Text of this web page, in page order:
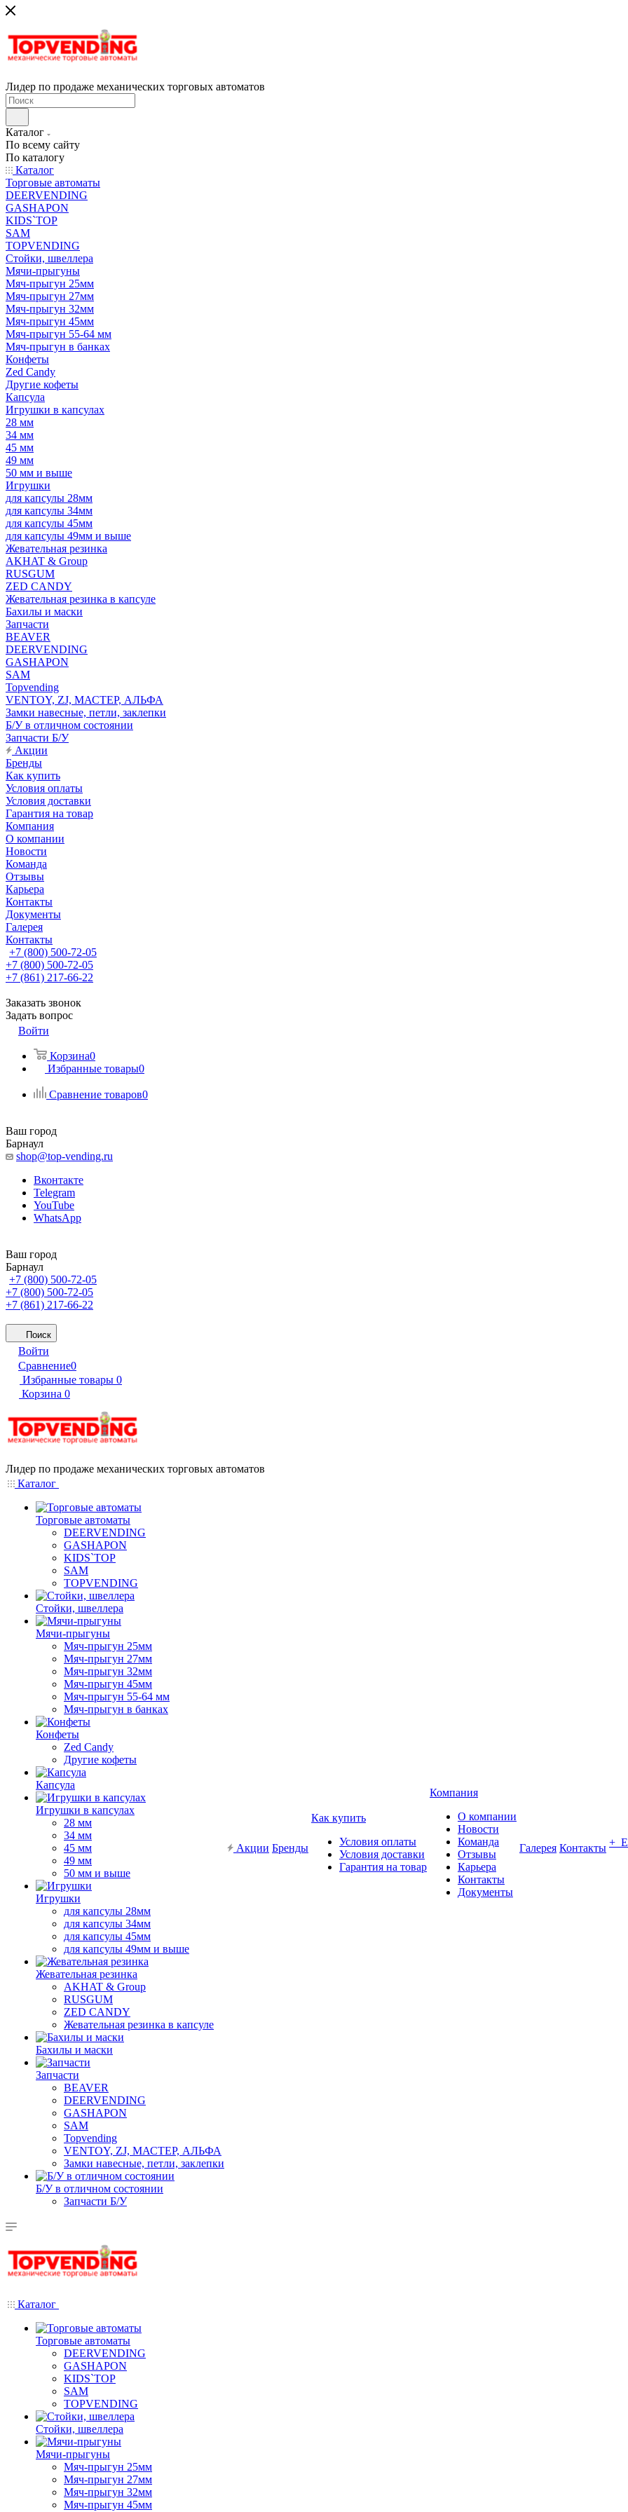
Лидер по продаже механических торговых автоматов
Каталог
По всему сайту
По каталогу
Каталог
Торговые автоматы
DEERVENDING
GASHAPON
KIDS`TOP
SAM
TOPVENDING
Стойки, швеллера
Мячи-прыгуны
Мяч-прыгун 25мм
Мяч-прыгун 27мм
Мяч-прыгун 32мм
Мяч-прыгун 45мм
Мяч-прыгун 55-64 мм
Мяч-прыгун в банках
Конфеты
Zed Candy
Другие кофеты
Капсула
Игрушки в капсулах
28 мм
34 мм
45 мм
49 мм
50 мм и выше
Игрушки
для капсулы 28мм
для капсулы 34мм
для капсулы 45мм
для капсулы 49мм и выше
Жевательная резинка
AKHAT & Group
RUSGUM
ZED CANDY
Жевательная резинка в капсуле
Бахилы и маски
Запчасти
BEAVER
DEERVENDING
GASHAPON
SAM
Topvending
VENTOY, ZJ, МАСТЕР, АЛЬФА
Замки навесные, петли, заклепки
Б/У в отличном состоянии
Запчасти Б/У
Акции
Бренды
Как купить
Условия оплаты
Условия доставки
Гарантия на товар
Компания
О компании
Новости
Команда
Отзывы
Карьера
Контакты
Документы
Галерея
Контакты
+7 (800) 500-72-05
+7 (800) 500-72-05
+7 (861) 217-66-22
Заказать звонок
Задать вопрос
Войти
Корзина0
Избранные товары0
Сравнение товаров0
Ваш город
Барнаул
shop@top-vending.ru
Вконтакте
Telegram
YouTube
WhatsApp
Ваш город
Барнаул
+7 (800) 500-72-05
+7 (800) 500-72-05
+7 (861) 217-66-22
Поиск
Войти
Сравнение0
Избранные товары 0
Корзина 0
Лидер по продаже механических торговых автоматов
Каталог
Торговые автоматы
DEERVENDING
GASHAPON
KIDS`TOP
SAM
TOPVENDING
Стойки, швеллера
Мячи-прыгуны
Мяч-прыгун 25мм
Мяч-прыгун 27мм
Мяч-прыгун 32мм
Мяч-прыгун 45мм
Мяч-прыгун 55-64 мм
Мяч-прыгун в банках
Конфеты
Zed Candy
Другие кофеты
Капсула
Игрушки в капсулах
28 мм
34 мм
45 мм
49 мм
50 мм и выше
Игрушки
для капсулы 28мм
для капсулы 34мм
для капсулы 45мм
для капсулы 49мм и выше
Жевательная резинка
AKHAT & Group
RUSGUM
ZED CANDY
Жевательная резинка в капсуле
Бахилы и маски
Запчасти
BEAVER
DEERVENDING
GASHAPON
SAM
Topvending
VENTOY, ZJ, МАСТЕР, АЛЬФА
Замки навесные, петли, заклепки
Б/У в отличном состоянии
Запчасти Б/У
Акции Бренды
Как купить
Условия оплаты
Условия доставки
Гарантия на товар
Компания
О компании
Новости
Команда
Отзывы
Карьера
Контакты
Документы
Галерея Контакты +
Каталог
Торговые автоматы
DEERVENDING
GASHAPON
KIDS`TOP
SAM
TOPVENDING
Стойки, швеллера
Мячи-прыгуны
Мяч-прыгун 25мм
Мяч-прыгун 27мм
Мяч-прыгун 32мм
Мяч-прыгун 45мм